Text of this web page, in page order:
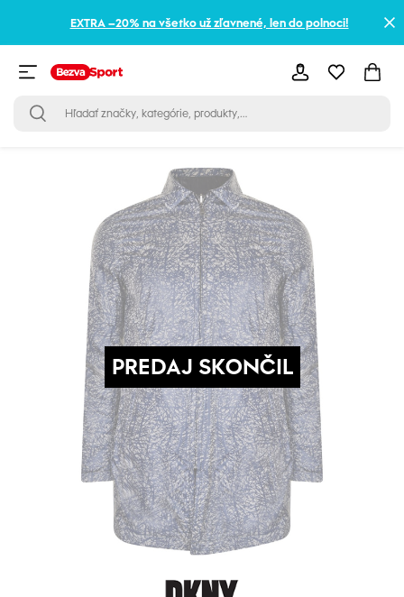
EXTRA –20% na všetko už zľavnené, len do polnoci!
PREDAJ SKONČIL